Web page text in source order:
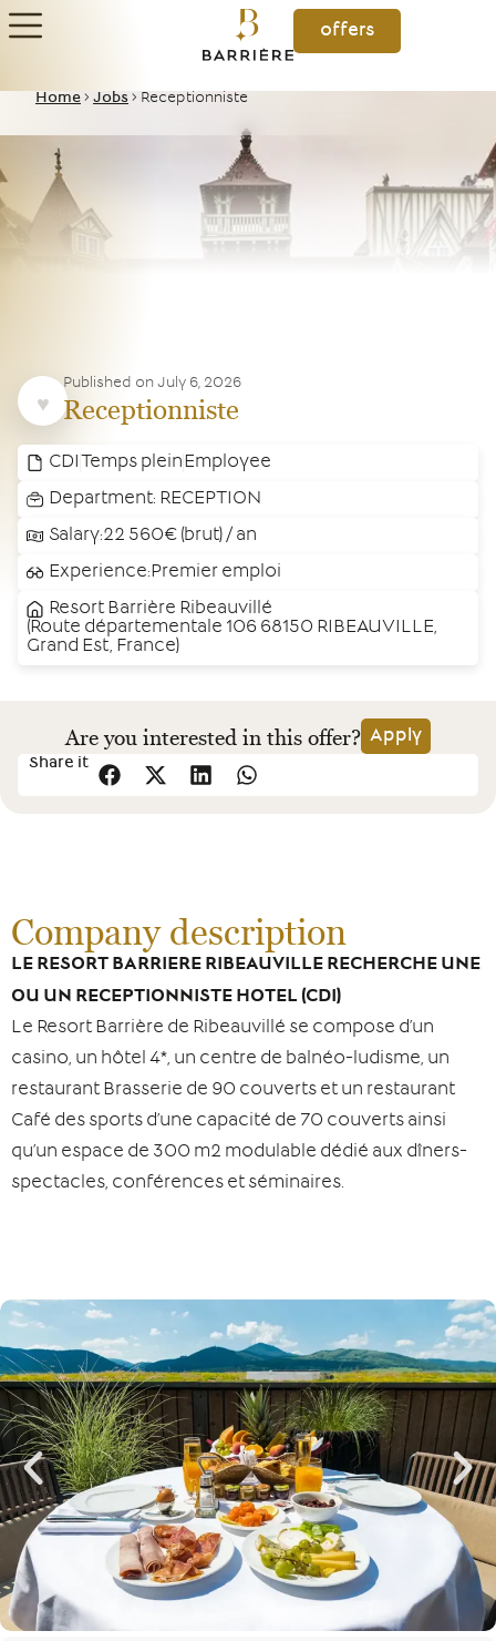
offers
Home > Jobs > Receptionniste
Published on July 6, 2026
Receptionniste
CDI Temps pleinEmployee
Department: RECEPTION
Salary:22 560€ (brut) / an
Experience:Premier emploi
Resort Barrière Ribeauvillé
(Route départementale 106 68150 RIBEAUVILLE,
Grand Est, France)
Are you interested in this offer? Apply
Share it
Company description
LE RESORT BARRIERE RIBEAUVILLE RECHERCHE UNE
OU UN RECEPTIONNISTE HOTEL (CDI)
Le Resort Barrière de Ribeauvillé se compose d’un
casino, un hôtel 4*, un centre de balnéo-ludisme, un
restaurant Brasserie de 90 couverts et un restaurant
Café des sports d’une capacité de 70 couverts ainsi
qu’un espace de 300 m2 modulable dédié aux dîners-
spectacles, conférences et séminaires.